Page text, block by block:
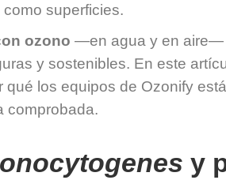
superficies.
ozono —en agua y en aire—
y sostenibles. En este
los equipos de Ozonify
comprobada.
y